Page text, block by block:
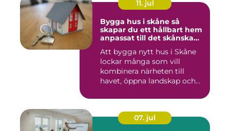
11. jul
Bygga hus i skåne så
skapar du ett hållbart hem
anpassat till det skånska
Att bygga nytt hus i Skåne
lockar många som vill
kombinera närheten till
havet, öppna landskap och
07. jul